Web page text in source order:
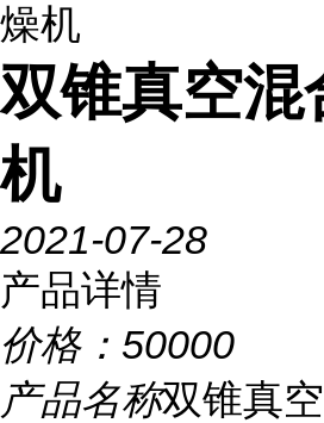
燥机
双锥真空混
机
2021-07-28
产品详情
价格： 50000
产品名称双锥真